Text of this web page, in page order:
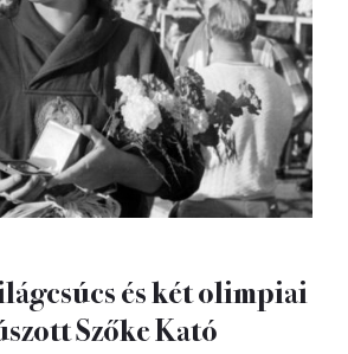
és két olimpiai
Szőke Kató